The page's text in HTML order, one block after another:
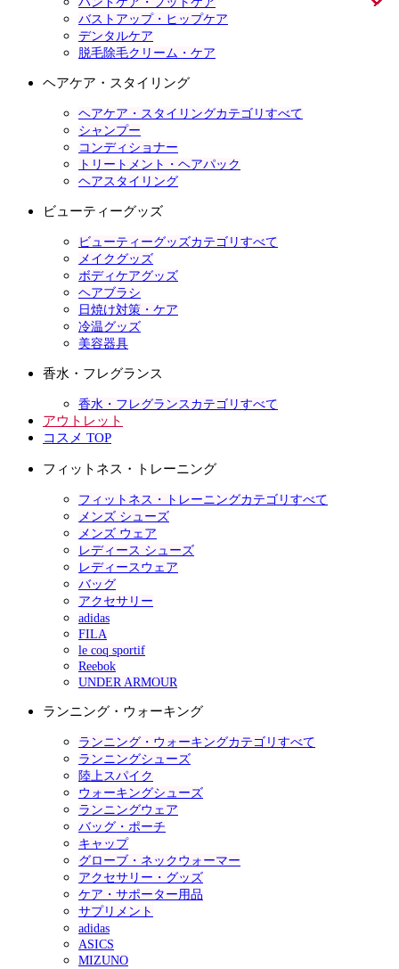
バストアップ・ヒップケア
デンタルケア
脱毛除毛クリーム・ケア
ヘアケア・スタイリング
ヘアケア・スタイリングカテゴリすべて
シャンプー
コンディショナー
トリートメント・ヘアパック
ヘアスタイリング
ビューティーグッズ
ビューティーグッズカテゴリすべて
メイクグッズ
ボディケアグッズ
ヘアブラシ
日焼け対策・ケア
冷温グッズ
美容器具
香水・フレグランス
香水・フレグランスカテゴリすべて
アウトレット
コスメ TOP
フィットネス・トレーニング
フィットネス・トレーニングカテゴリすべて
メンズ シューズ
メンズ ウェア
レディース シューズ
レディースウェア
バッグ
アクセサリー
adidas
FILA
le coq sportif
Reebok
UNDER ARMOUR
ランニング・ウォーキング
ランニング・ウォーキングカテゴリすべて
ランニングシューズ
陸上スパイク
ウォーキングシューズ
ランニングウェア
バッグ・ポーチ
キャップ
グローブ・ネックウォーマー
アクセサリー・グッズ
ケア・サポーター用品
サプリメント
adidas
ASICS
MIZUNO